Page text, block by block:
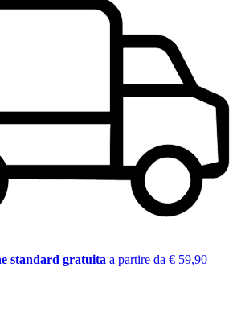
standard gratuita a partire da € 59,90